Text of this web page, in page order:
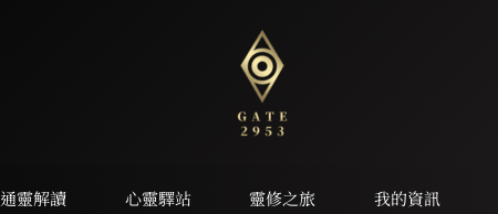
通靈解讀 心靈驛站 靈修之旅 我的資訊